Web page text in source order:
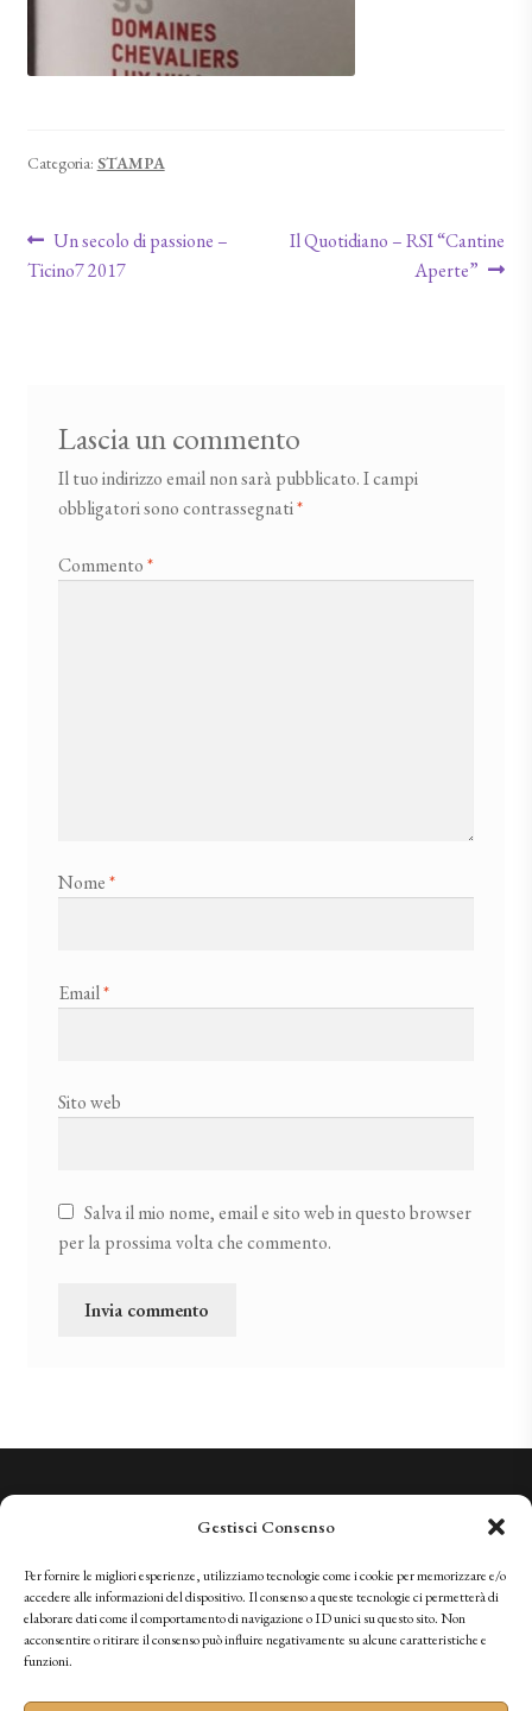
Gestisci Consenso
Per fornire le migliori esperienze, utilizziamo tecnologie come i cookie per memorizzare e/o
accedere alle informazioni del dispositivo. Il consenso a queste tecnologie ci permetterà di
elaborare dati come il comportamento di navigazione o ID unici su questo sito. Non
acconsentire o ritirare il consenso può influire negativamente su alcune caratteristiche e
funzioni.
Categoria: STAMPA
Navigazione articoli
Articolo precedente:
Un secolo di passione –
Ticino7 2017
Articolo successivo:
Il Quotidiano – RSI “Cantine
Aperte”
Lascia un commento
Il tuo indirizzo email non sarà pubblicato.I campi
obbligatori sono contrassegnati*
Commento*
Nome*
Email*
Sito web
Salva il mio nome, email e sito web in questo browser
per la prossima volta che commento.
+41 (0)91 966 28 08
vini@tenutabally.ch
IT FR EN DE